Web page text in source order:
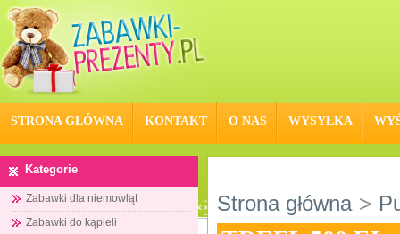
STRONA GŁÓWNA KONTAKT O NAS WYSYŁKA
Kategorie
Zabawki dla niemowląt
Zabawki do kąpieli
Strona główna >